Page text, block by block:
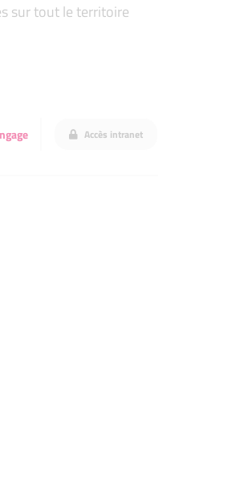
sur tout le territoire
Accès intranet